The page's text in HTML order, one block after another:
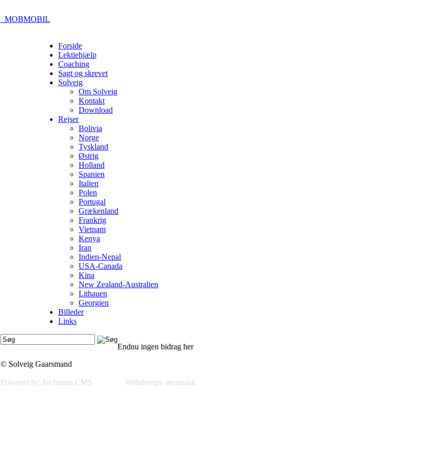
_MOBMOBIL
Forside
Lektiehjælp
Coaching
Sagt og skrevet
Solveig
Om Solveig
Kontakt
Download
Rejser
Bolivia
Norge
Tyskland
Østrig
Holland
Spanien
Italien
Polen
Portugal
Grækenland
Frankrig
Vietnam
Kenya
Iran
Indien-Nepal
USA-Canada
Kina
New Zealand-Australien
Lithauen
Georgien
Billeder
Links
Endnu ingen bidrag her
© Solveig Gaarsmand
Powered by Archturus CMS Webdesign: aeconsult